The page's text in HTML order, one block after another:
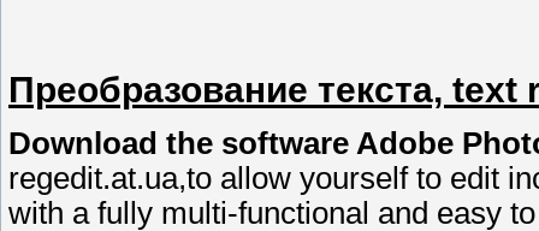
Преобразование текста,
Download the software Adobe
regedit.at.ua,to allow yourself to edit
with a fully multi-functional and easy